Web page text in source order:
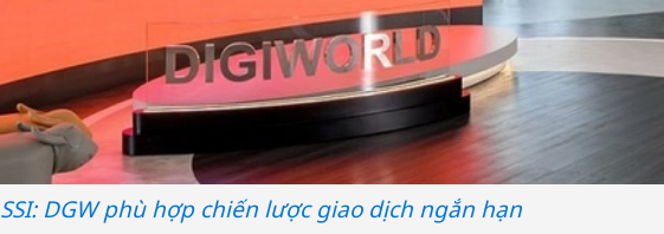
SSI: DGW phù hợp chiến lược giao dịch ngắn hạn